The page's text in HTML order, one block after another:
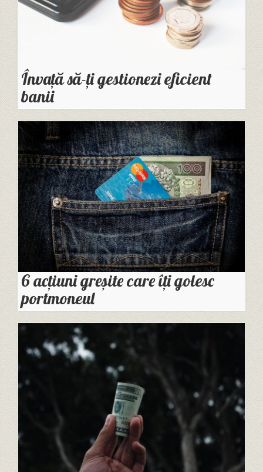
Învață să-ți gestionezi eficient
banii
6 acțiuni greșite care îți golesc
portmoneul